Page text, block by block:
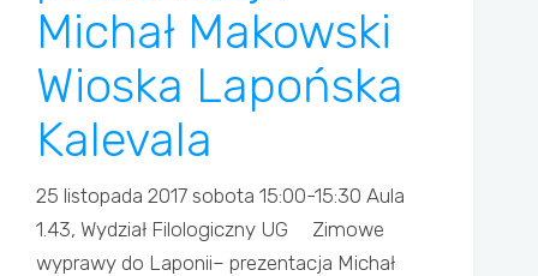
Michał Makowski
Wioska Lapońska
Kalevala
25 listopada 2017 sobota 15:00-15:30 Aula
1.43, Wydział Filologiczny UG Zimowe
wyprawy do Laponii– prezentacja Michał